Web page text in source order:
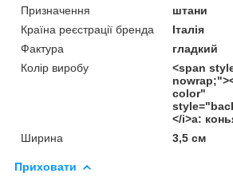
Призначення
штани
Країна реєстрації бренда
Італія
Фактура
гладкий
Колір виробу
<span
color"
</i>а:
Ширина
3,5 см
Приховати